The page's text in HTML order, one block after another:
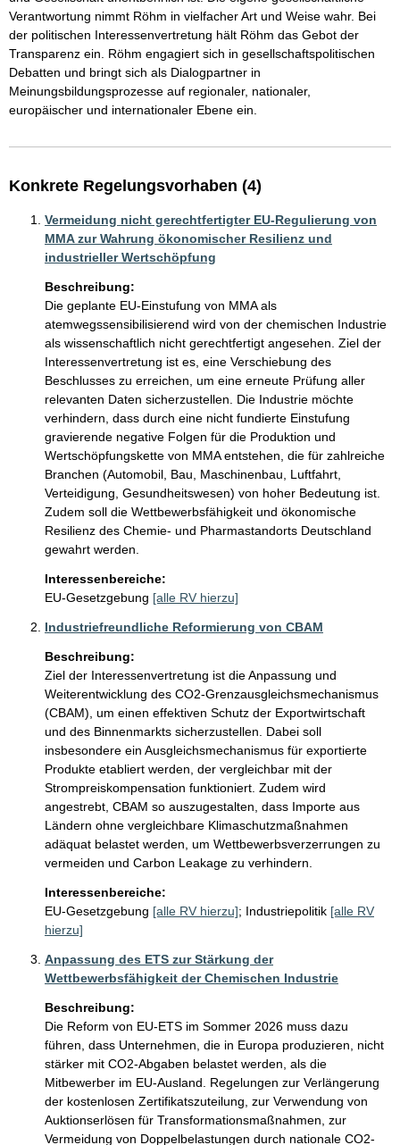
Verantwortung nimmt Röhm in vielfacher Art und Weise wahr. Bei
der politischen Interessenvertretung hält Röhm das Gebot der
Transparenz ein. Röhm engagiert sich in gesellschaftspolitischen
Debatten und bringt sich als Dialogpartner in
Meinungsbildungsprozesse auf regionaler, nationaler,
europäischer und internationaler Ebene ein.
Konkrete Regelungsvorhaben (4)
Vermeidung nicht gerechtfertigter EU-Regulierung von
MMA zur Wahrung ökonomischer Resilienz und
industrieller Wertschöpfung
Beschreibung:
Die geplante EU-Einstufung von MMA als
atemwegssensibilisierend wird von der chemischen Industrie
als wissenschaftlich nicht gerechtfertigt angesehen. Ziel der
Interessenvertretung ist es, eine Verschiebung des
Beschlusses zu erreichen, um eine erneute Prüfung aller
relevanten Daten sicherzustellen. Die Industrie möchte
verhindern, dass durch eine nicht fundierte Einstufung
gravierende negative Folgen für die Produktion und
Wertschöpfungskette von MMA entstehen, die für zahlreiche
Branchen (Automobil, Bau, Maschinenbau, Luftfahrt,
Verteidigung, Gesundheitswesen) von hoher Bedeutung ist.
Zudem soll die Wettbewerbsfähigkeit und ökonomische
Resilienz des Chemie- und Pharmastandorts Deutschland
gewahrt werden.
Interessenbereiche:
EU-Gesetzgebung [alle RV hierzu]
Industriefreundliche Reformierung von CBAM
Beschreibung:
Ziel der Interessenvertretung ist die Anpassung und
Weiterentwicklung des CO2-Grenzausgleichsmechanismus
(CBAM), um einen effektiven Schutz der Exportwirtschaft
und des Binnenmarkts sicherzustellen. Dabei soll
insbesondere ein Ausgleichsmechanismus für exportierte
Produkte etabliert werden, der vergleichbar mit der
Strompreiskompensation funktioniert. Zudem wird
angestrebt, CBAM so auszugestalten, dass Importe aus
Ländern ohne vergleichbare Klimaschutzmaßnahmen
adäquat belastet werden, um Wettbewerbsverzerrungen zu
vermeiden und Carbon Leakage zu verhindern.
Interessenbereiche:
EU-Gesetzgebung [alle RV hierzu]; Industriepolitik [alle RV
hierzu]
Anpassung des ETS zur Stärkung der
Wettbewerbsfähigkeit der Chemischen Industrie
Beschreibung:
Die Reform von EU-ETS im Sommer 2026 muss dazu
führen, dass Unternehmen, die in Europa produzieren, nicht
stärker mit CO2-Abgaben belastet werden, als die
Mitbewerber im EU-Ausland. Regelungen zur Verlängerung
der kostenlosen Zertifikatszuteilung, zur Verwendung von
Auktionserlösen für Transformationsmaßnahmen, zur
Vermeidung von Doppelbelastungen durch nationale CO2-